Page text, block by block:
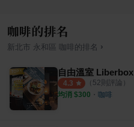
咖啡的排名
新北市 永和區 咖啡 的排名 ›
自由溫室 Liberbox
4.3 （ 52則評論）
均消 $300 ・ 咖啡